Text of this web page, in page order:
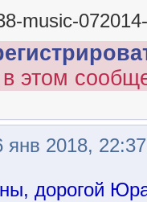
music-
этом
янв 2018, 22:37
дорогой